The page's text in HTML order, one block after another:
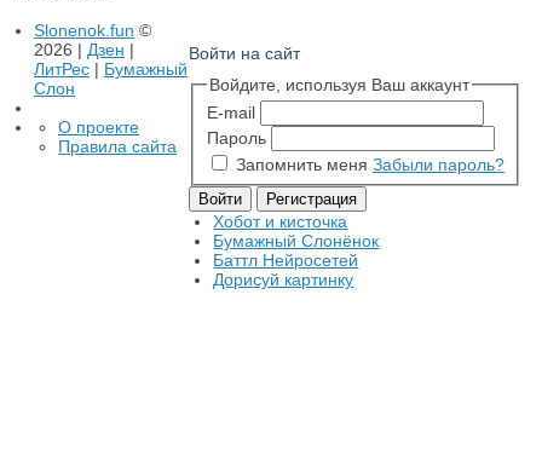
Войти на сайт
Войдите, используя Ваш аккаунт
E-mail
Пароль
Запомнить меня Забыли пароль?
Хобот и кисточка
Бумажный Слонёнок
Баттл Нейросетей
Дорисуй картинку
Slonenok.fun ©
2026 | Дзен |
ЛитРес | Бумажный
Слон
О проекте
Правила сайта